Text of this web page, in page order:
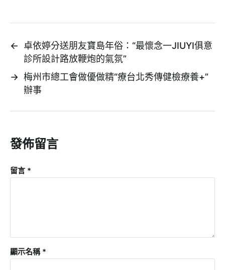
←
卓依婷分送朋友寶島年俗：“最懷念一JIUYI俱意
診所設計路放鞭炮的氣氛”
→ 梅州市總工會做優做精“療台北秀傳健檢療養+”
辦事
發佈留言
留言 *
顯示名稱 *